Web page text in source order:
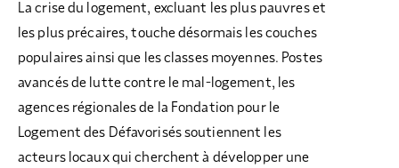
La crise du logement, excluant les plus pauvres et
les plus précaires, touche désormais les couches
populaires ainsi que les classes moyennes. Postes
avancés de lutte contre le mal-logement, les
agences régionales de la Fondation pour le
Logement des Défavorisés soutiennent les
acteurs locaux qui cherchent à développer une